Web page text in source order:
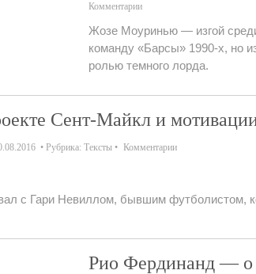
Комментарии
Жозе Моуринью — изгой
команду «Барсы» 1990-х, но
ролью темного лорда.
Сент-Майкл и
Рубрика: Тексты Комментарии
с Гари Невиллом, бывшим футболистом,
Рио Фердинанд — о